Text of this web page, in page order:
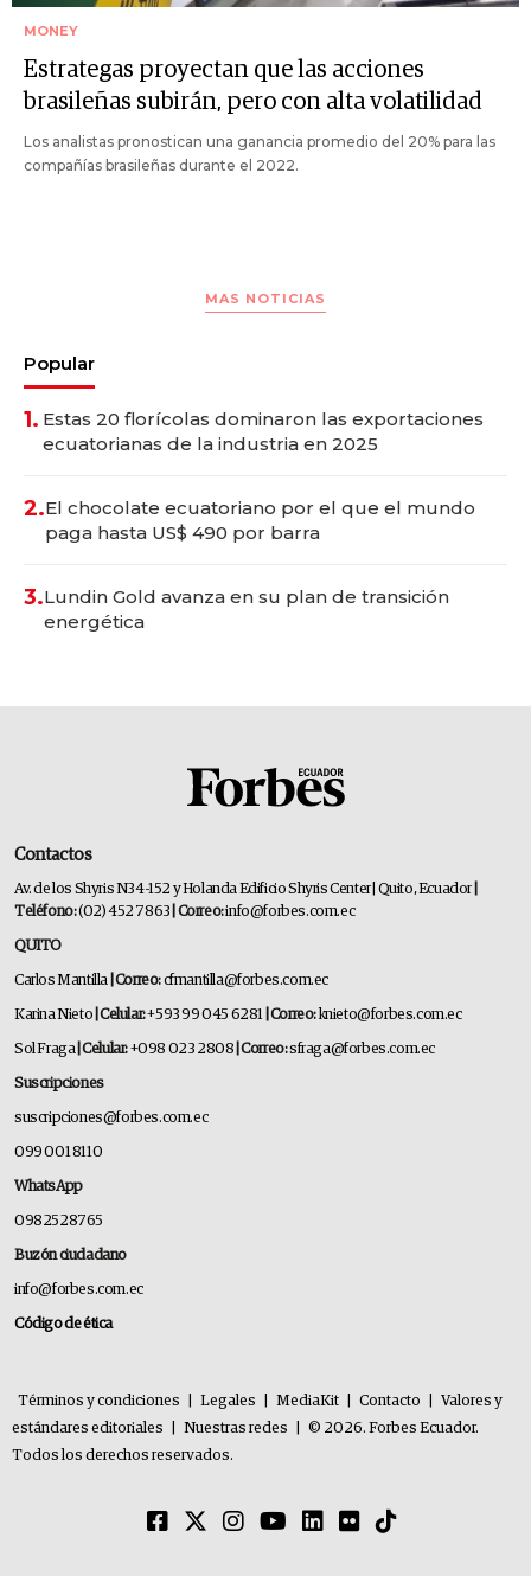
MONEY
Estrategas proyectan que las acciones
brasileñas subirán, pero con alta volatilidad
Los analistas pronostican una ganancia promedio del 20% para las
compañías brasileñas durante el 2022.
MAS NOTICIAS
Popular
1. Estas 20 florícolas dominaron las exportaciones
ecuatorianas de la industria en 2025
2.El chocolate ecuatoriano por el que el mundo
paga hasta US$ 490 por barra
3.Lundin Gold avanza en su plan de transición
energética
Contactos
Av. de los Shyris N34-152 y Holanda Edificio Shyris Center | Quito, Ecuador
Teléfono:(02) 452 7863 | Correo:info@forbes.com.ec
QUITO
Carlos Mantilla | Correo:cfmantilla@forbes.com.ec
Karina Nieto | Celular:+593 99 045 6281 | Correo:knieto@forbes.com.ec
Sol Fraga| Celular:+098 023 2808 | Correo:sfraga@forbes.com.ec
Suscripciones
suscripciones@forbes.com.ec
099 001 8110
WhatsApp
0982528765
Buzón ciudadano
info@forbes.com.ec
Código de ética
Términos y condiciones Legales MediaKit Contacto
Valores y
estándares editoriales
Nuestras redes
© 2026. Forbes Ecuador.
Todos los derechos reservados.